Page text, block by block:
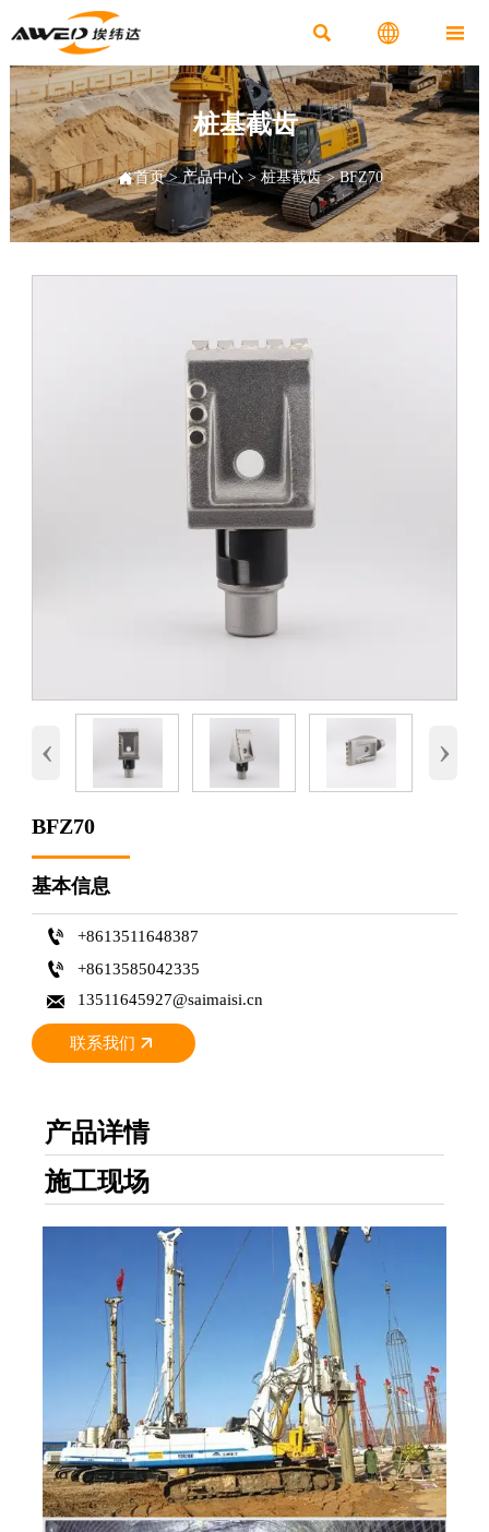
  
桩基截齿
首页> 产品中心>桩基截齿>BFZ70
‹ ›
BFZ70
基本信息
 +8613511648387
 +8613585042335
 13511645927@saimaisi.cn
联系我们
产品详情
施工现场